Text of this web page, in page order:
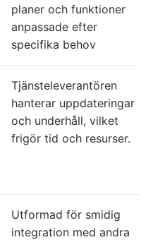
planer och funktioner
anpassade efter
specifika behov
Tjänsteleverantören
hanterar uppdateringar
och underhåll, vilket
frigör tid och resurser.
Utformad för smidig
integration med andra